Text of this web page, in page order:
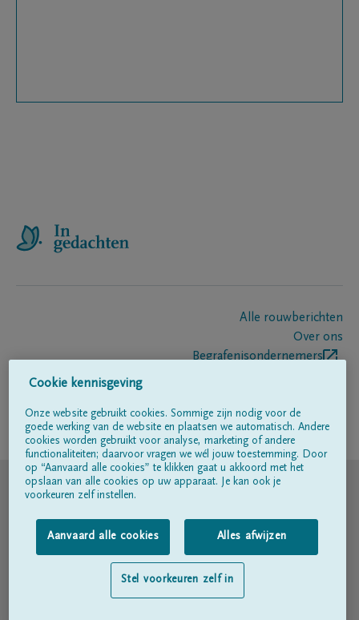
Alle rouwberichten
Over ons
Begrafenisondernemers
Volg ons op
© DELA
Gebruiksvoorwaarden
Privacyverklaring
Toegankelijkheidsverklaring
Cookie kennisgeving
Onze website gebruikt cookies. Sommige zijn nodig voor de
goede werking van de website en plaatsen we automatisch. Andere
cookies worden gebruikt voor analyse, marketing of andere
functionaliteiten; daarvoor vragen we wél jouw toestemming. Door
op “Aanvaard alle cookies” te klikken gaat u akkoord met het
opslaan van alle cookies op uw apparaat. Je kan ook je
voorkeuren zelf instellen.
Aanvaard alle cookies Alles afwijzen
Stel voorkeuren zelf in